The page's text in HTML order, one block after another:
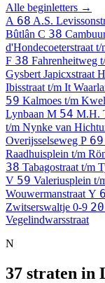
Alle beginletters →
A 68 A.S.
Bûtlân C 38
d'Hondecoeterstraat
F 38 Fahrenheitweg
Gysbert Japicxstraat H
Ibisstraat t/m It
59 Kalmoes t/m
Lynbaan M 54 M.H.
t/m Nynke van
Overijsselseweg P 69
Raadhuisplein t/m
38 Tabagostraat t/m
V 59 Valeriusplein t/
Wouwermanstraat Y 6
Zwitserswaltje 0-9 20
Vegelindwarsstraat
N
37 straten in